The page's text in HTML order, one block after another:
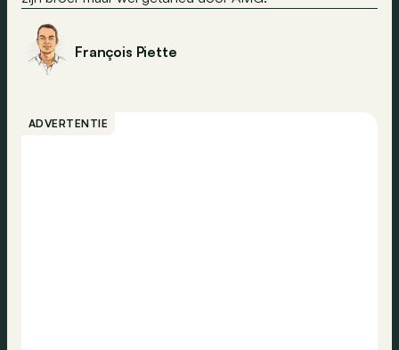
François Piette
ADVERTENTIE